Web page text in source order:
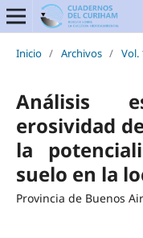
Inicio / Archivos / Vol.
Análisis
erosividad
la
suelo en la
Provincia de Buenos